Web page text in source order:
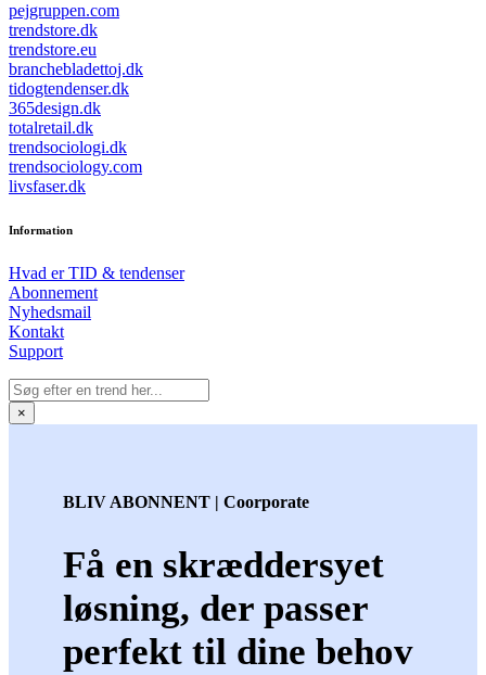
pejgruppen.com
trendstore.dk
trendstore.eu
branchebladettoj.dk
tidogtendenser.dk
365design.dk
totalretail.dk
trendsociologi.dk
trendsociology.com
livsfaser.dk
Information
Hvad er TID & tendenser
Abonnement
Nyhedsmail
Kontakt
Support
×
BLIV ABONNENT | Coorporate
Få en skræddersyet
løsning, der passer
perfekt til dine behov